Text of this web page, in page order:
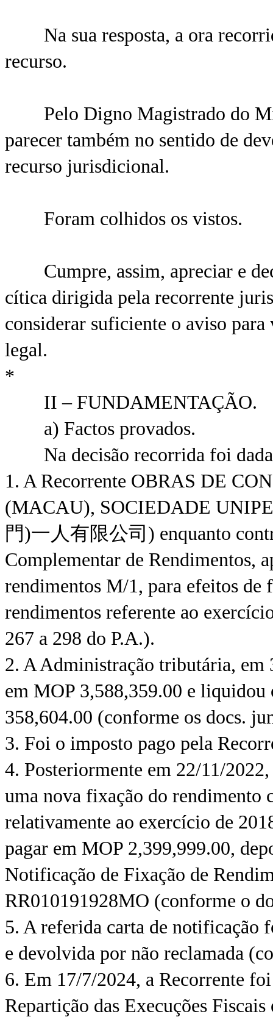
Na sua resposta, a ora
recurso.
Pelo Digno Magistrado do
parecer também no sentido de
recurso jurisdicional.
Foram colhidos os vistos.
Cumpre, assim, apreciar e
cítica dirigida pela recorrente
considerar suficiente o aviso
legal.
*
II – FUNDAMENTAÇÃO.
a) Factos provados.
Na decisão recorrida foi dada
1. A Recorrente OBRAS DE
(MACAU), SOCIEDADE
門)一人有限公司) enquanto
Complementar de Rendimentos,
rendimentos M/1, para efeitos de
rendimentos referente ao
267 a 298 do P.A.).
2. A Administração tributária,
em MOP 3,588,359.00 e
358,604.00 (conforme os docs.
3. Foi o imposto pago pela
4. Posteriormente em 22/11/
uma nova fixação do rendimento
relativamente ao exercício de
pagar em MOP 2,399,999.00,
Notificação de Fixação de
RR010191928MO (conforme o
5. A referida carta de notificação
e devolvida por não reclamada
6. Em 17/7/2024, a Recorrente
Repartição das Execuções